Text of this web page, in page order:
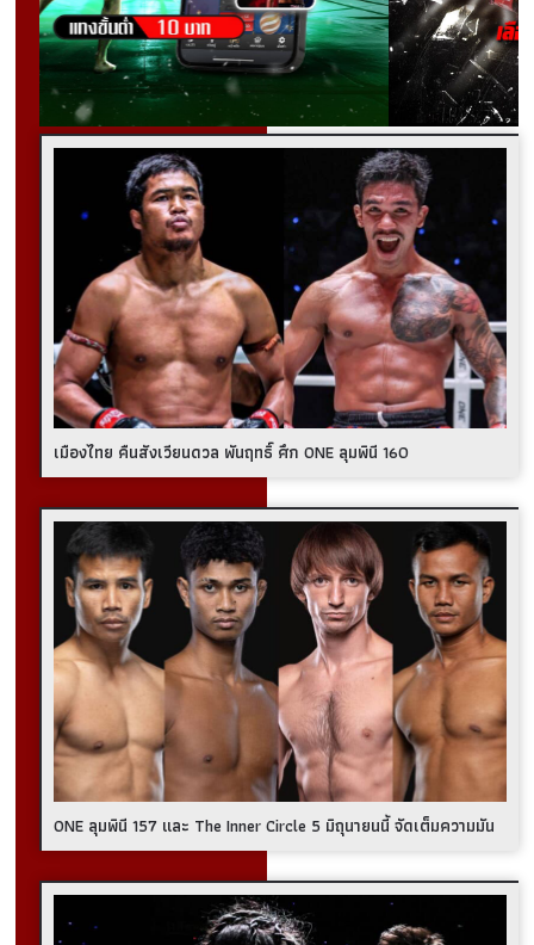
เมืองไทย คืนสังเวียนดวล พันฤทธิ์ ศึก ONE ลุมพินี 160
ONE ลุมพินี 157 และ The Inner Circle 5 มิถุนายนนี้ จัดเต็มความมัน